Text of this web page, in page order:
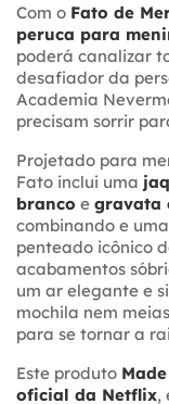
Com o Fato de
peruca para
poderá canalizar
desafiador da
Academia
precisam sorrir
Projetado para
Fato inclui uma
branco e gravata
combinando e uma
penteado icônico
acabamentos
um ar elegante e
mochila nem
para se tornar a
Este produto
oficial da Netflix,